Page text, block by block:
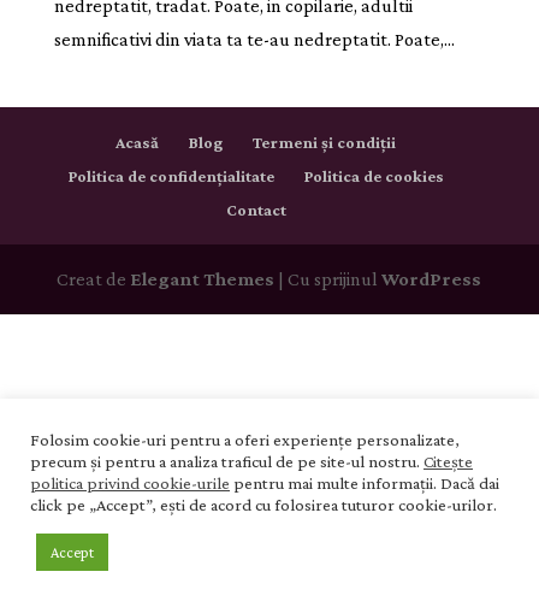
nedreptatit, tradat. Poate, in copilarie, adultii
semnificativi din viata ta te-au nedreptatit. Poate,...
Acasă Blog
Termeni și condiții
Politica de confidențialitate
Politica de cookies
Contact
Creat de Elegant Themes | Cu sprijinulWordPress
Folosim cookie-uri pentru a oferi experiențe personalizate,
precum și pentru a analiza traficul de pe site-ul nostru. Citește
politica privind cookie-urile pentru mai multe informații. Dacă dai
click pe „Accept”, ești de acord cu folosirea tuturor cookie-urilor.
Accept